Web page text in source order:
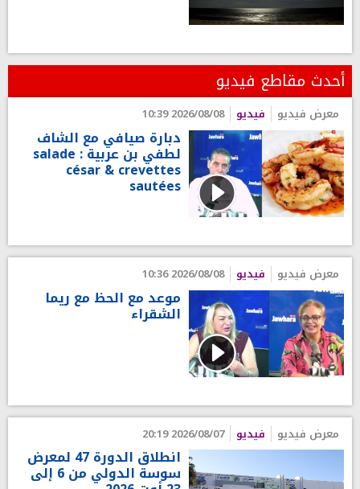
أحدث مقاطع فيديو
معرض فيديو فيديو 2026/08/08 10:39
دبارة صيافي مع الشاف
لطفي بن عربية : salade
césar & crevettes
sautées
معرض فيديو فيديو 2026/08/08 10:36
موعد مع الحظ مع ريما
الشقراء
معرض فيديو فيديو 2026/08/07 20:19
انطلاق الدورة 47 لمعرض
سوسة الدولي من 6 إلى